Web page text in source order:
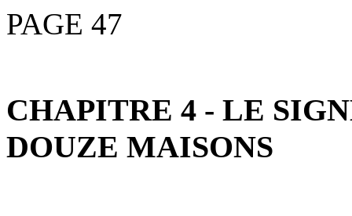
PAGE 47
CHAPITRE 4 - LE
DOUZE MAISONS